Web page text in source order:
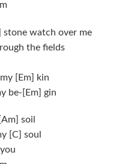
stone watch over me
the fields
[Em] kin
be-[Em] gin
[Am] soil
[C] soul
you